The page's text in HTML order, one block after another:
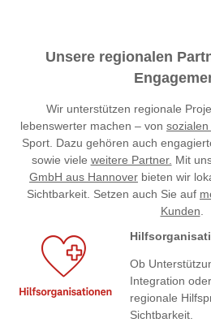
Unsere regionalen
Wir unterstützen regionale
lebenswerter machen – von
Sport. Dazu gehören auch
sowie viele weitere Partner. Mit
GmbH aus Hannover bieten wir
Sichtbarkeit. Setzen auch Sie auf
Kunden
Ob
Integration
regionale
Sichtbarkeit.